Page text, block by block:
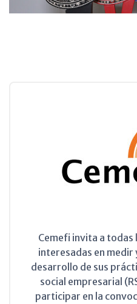
Cemefi invita a todas
interesadas en medir
desarrollo de sus
social empresarial
participar en la